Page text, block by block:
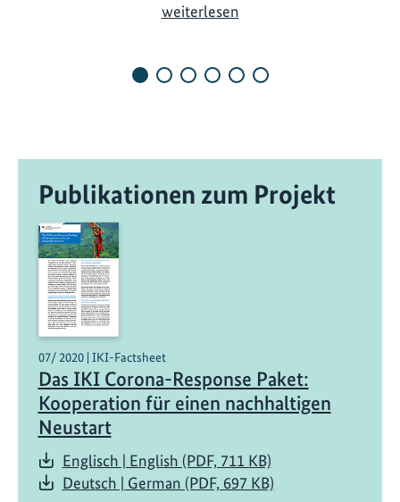
weiterlesenD
t
A
s
t
r
i
Publikationen zum Projekt
07/ 2020 | IKI-Factsheet
Das IKI Corona-Response Paket:
Kooperation für einen nachhaltigen
Neustart
Englisch | English (PDF, 711 KB)
Deutsch | German (PDF, 697 KB)